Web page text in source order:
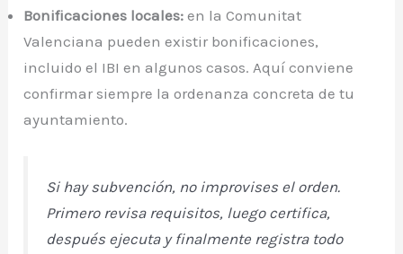
Bonificaciones locales: en la Comunitat
Valenciana pueden existir bonificaciones,
incluido el IBI en algunos casos. Aquí conviene
confirmar siempre la ordenanza concreta de tu
ayuntamiento.
Si hay subvención, no improvises el orden.
Primero revisa requisitos, luego certifica,
después ejecuta y finalmente registra todo